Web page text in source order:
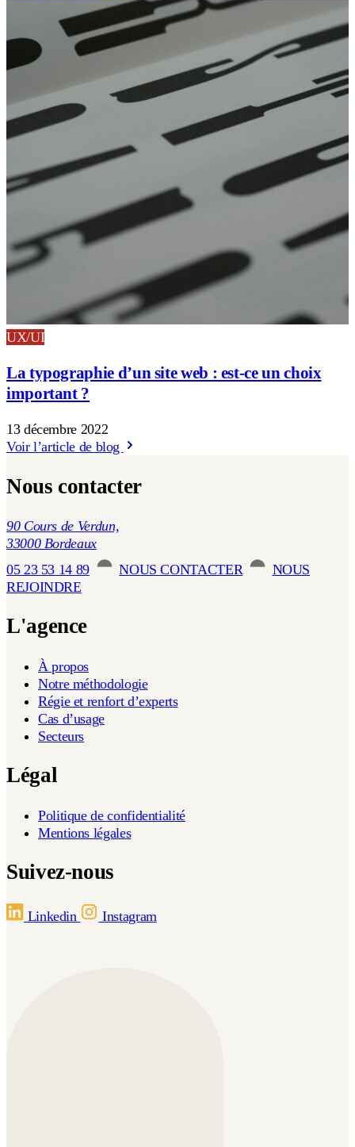
UX/UI
La typographie d’un site web : est-ce un choix
important ?
13 décembre 2022
Voir l’article de blog
Nous contacter
90 Cours de Verdun,
33000 Bordeaux
05 23 53 14 89
NOUS CONTACTER
NOUS
REJOINDRE
L'agence
À propos
Notre méthodologie
Régie et renfort d’experts
Cas d’usage
Secteurs
Légal
Politique de confidentialité
Mentions légales
Suivez-nous
Linkedin Instagram